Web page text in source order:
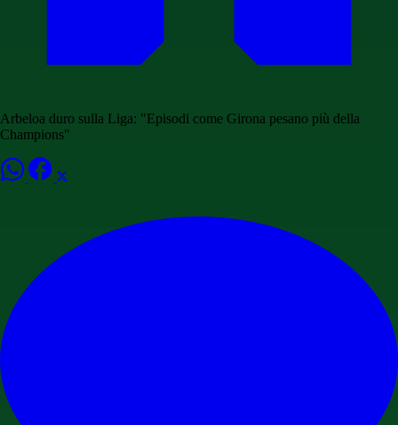
Arbeloa duro sulla Liga: "Episodi come Girona pesano più della
Champions"